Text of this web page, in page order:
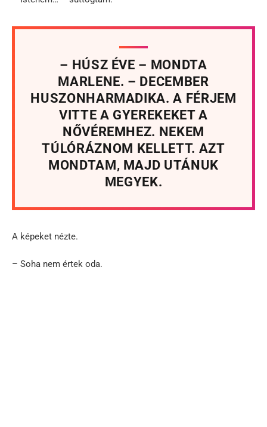
– HÚSZ ÉVE – MONDTA
MARLENE. – DECEMBER
HUSZONHARMADIKA. A FÉRJEM
VITTE A GYEREKEKET A
NŐVÉREMHEZ. NEKEM
TÚLÓRÁZNOM KELLETT. AZT
MONDTAM, MAJD UTÁNUK
MEGYEK.
A képeket nézte.
– Soha nem értek oda.